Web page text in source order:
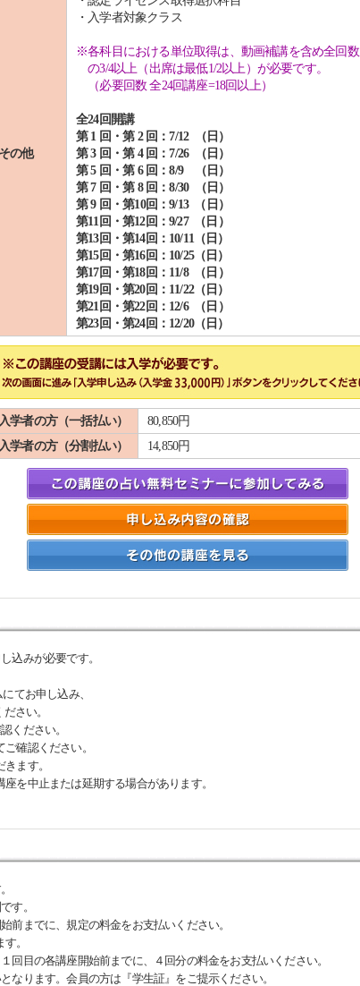
その他
・入学者対象クラス
※各科目における単位取得は、動画補講を含め全回数
の3/4以上（出席は最低1/2以上）が必要です。
（必要回数 全24回講座=18回以上）
全24回開講
第 1 回・第 2 回：7/12 （日）
第 3 回・第 4 回：7/26 （日）
第 5 回・第 6 回：8/9 （日）
第 7 回・第 8 回：8/30 （日）
第 9 回・第10回：9/13 （日）
第11回・第12回：9/27 （日）
第13回・第14回：10/11（日）
第15回・第16回：10/25（日）
第17回・第18回：11/8 （日）
第19回・第20回：11/22（日）
第21回・第22回：12/6 （日）
第23回・第24回：12/20（日）
入学者の方（一括払い）
80,850円
入学者の方（分割払い）
14,850円
込みが必要です。
てお申し込み、
さい。
ください。
ご確認ください。
ます。
を中止または延期する場合があります。
す。
前までに、規定の料金をお支払いください。
。
回目の各講座開始前までに、４回分の料金をお支払いください。
なります。会員の方は『学生証』をご提示ください。